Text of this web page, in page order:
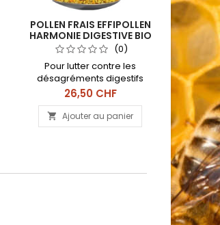
POLLEN FRAIS EFFIPOLLEN
HARMONIE DIGESTIVE BIO
(0)
Pour lutter contre les
désagréments digestifs
grâce à l'association de 3
pollens et de l'anis vert.
Contient du pollen de ciste,
de l'aubépine et du
Prix
26,50 CHF
 Ajouter au panier
BIO.
